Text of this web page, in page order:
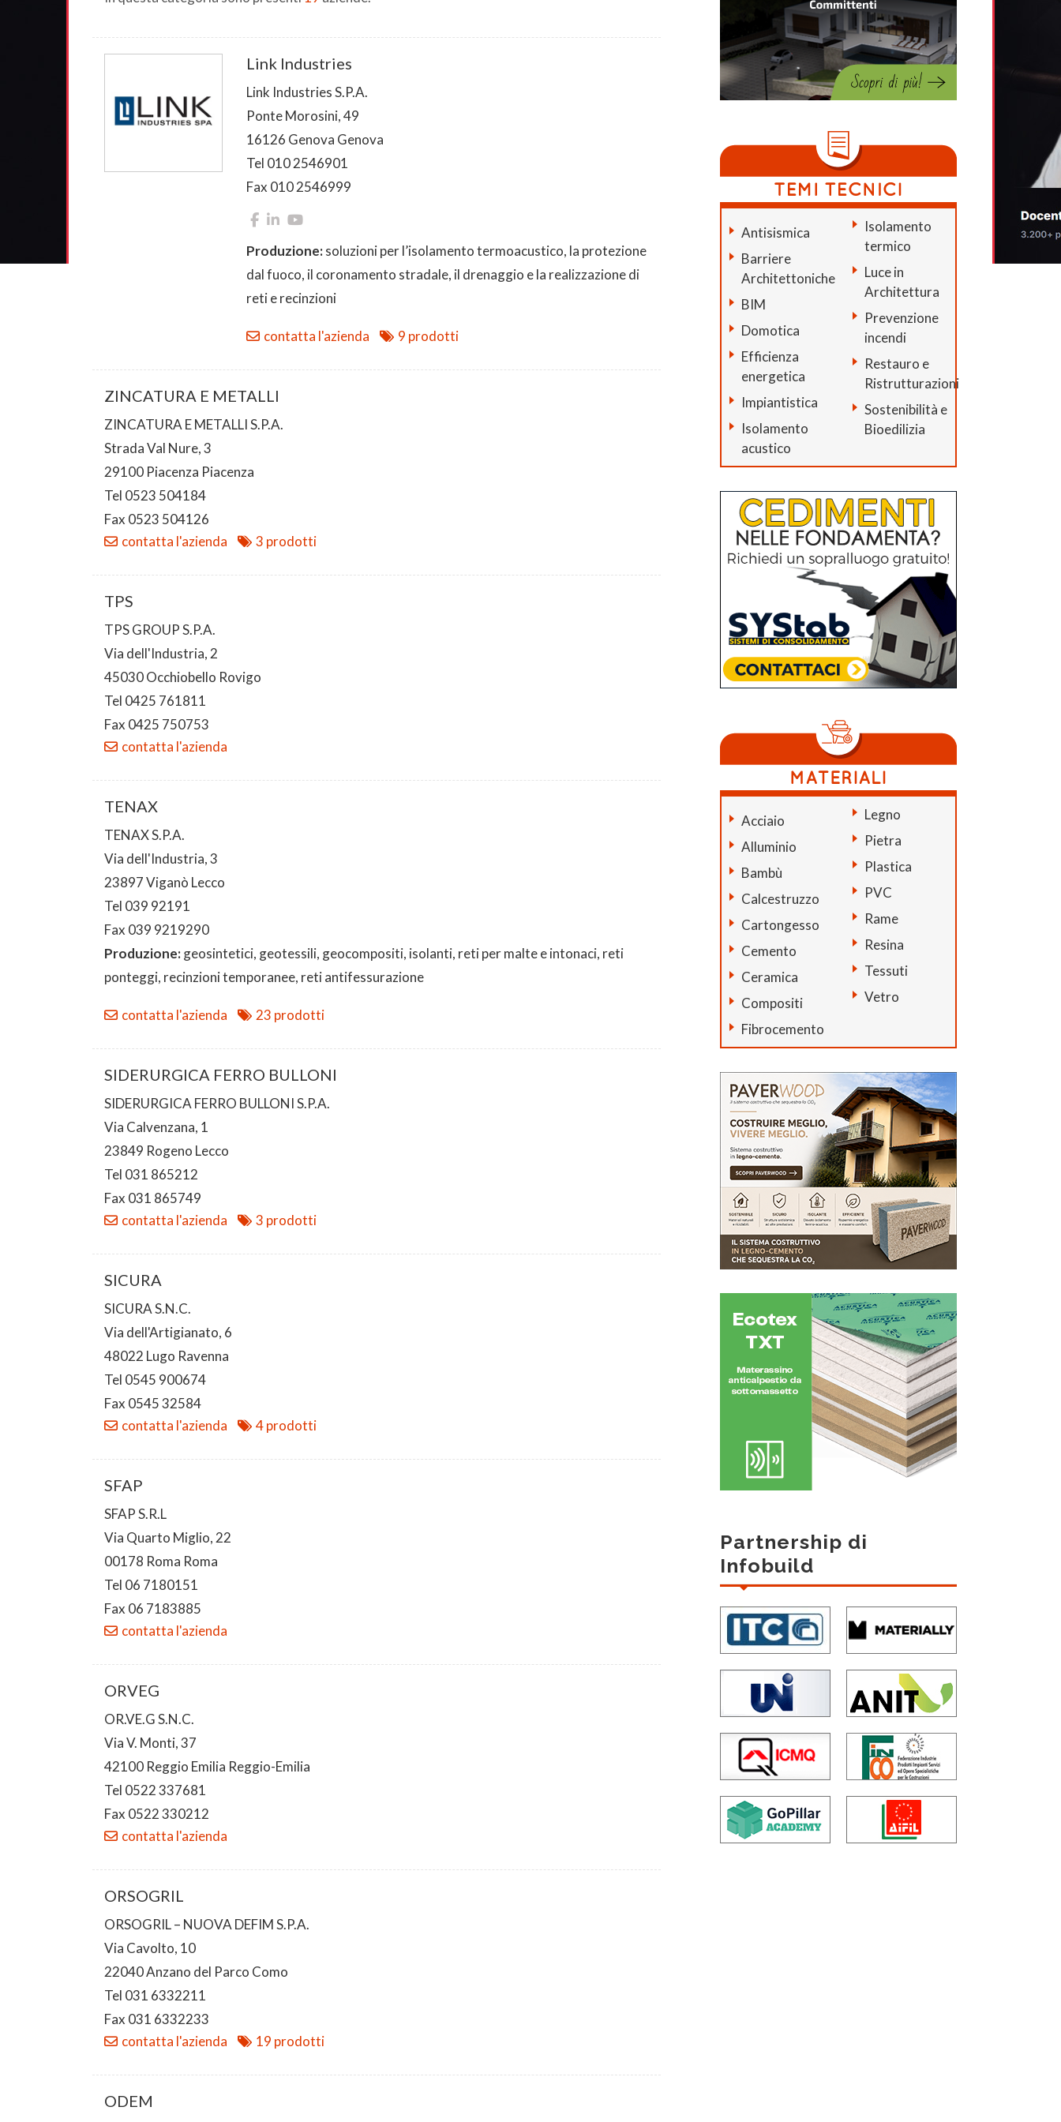
Link Industries
Link Industries S.P.A.
Ponte Morosini, 49
16126 Genova Genova
Tel 010 2546901
Fax 010 2546999
Produzione:soluzioni per l’isolamento termoacustico, la protezione
dal fuoco, il coronamento stradale, il drenaggio e la realizzazione di
reti e recinzioni
contatta l'azienda 9 prodotti
ZINCATURA E METALLI
ZINCATURA E METALLI S.P.A.
Strada Val Nure, 3
29100 Piacenza Piacenza
Tel 0523 504184
Fax 0523 504126
contatta l'azienda
3 prodotti
TPS
TPS GROUP S.P.A.
Via dell'Industria, 2
45030 Occhiobello Rovigo
Tel 0425 761811
Fax 0425 750753
contatta l'azienda
TENAX
TENAX S.P.A.
Via dell'Industria, 3
23897 Viganò Lecco
Tel 039 92191
Fax 039 9219290
Produzione:geosintetici, geotessili, geocompositi, isolanti, reti per malte e intonaci, reti
ponteggi, recinzioni temporanee, reti antifessurazione
contatta l'azienda 23 prodotti
SIDERURGICA FERRO BULLONI
SIDERURGICA FERRO BULLONI S.P.A.
Via Calvenzana, 1
23849 Rogeno Lecco
Tel 031 865212
Fax 031 865749
contatta l'azienda
3 prodotti
SICURA
SICURA S.N.C.
Via dell'Artigianato, 6
48022 Lugo Ravenna
Tel 0545 900674
Fax 0545 32584
contatta l'azienda
4 prodotti
SFAP
SFAP S.R.L
Via Quarto Miglio, 22
00178 Roma Roma
Tel 06 7180151
Fax 06 7183885
contatta l'azienda
ORVEG
OR.VE.G S.N.C.
Via V. Monti, 37
42100 Reggio Emilia Reggio-Emilia
Tel 0522 337681
Fax 0522 330212
contatta l'azienda
ORSOGRIL
ORSOGRIL – NUOVA DEFIM S.P.A.
Via Cavolto, 10
22040 Anzano del Parco Como
Tel 031 6332211
Fax 031 6332233
contatta l'azienda
19 prodotti
ODEM
Antisismica
Barriere
Architettoniche
BIM
Domotica
Efficienza
energetica
Impiantistica
Isolamento
acustico
Isolamento
termico
Luce in
Architettura
Prevenzione
incendi
Restauro e
Ristrutturazioni
Sostenibilità e
Bioedilizia
Acciaio
Alluminio
Bambù
Calcestruzzo
Cartongesso
Cemento
Ceramica
Compositi
Fibrocemento
Legno
Pietra
Plastica
PVC
Rame
Resina
Tessuti
Vetro
Partnership di
Infobuild